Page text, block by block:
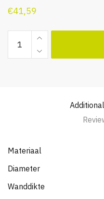
€41,59
gegloeide
plooibocht
Materiaal
Diameter
Wanddikte